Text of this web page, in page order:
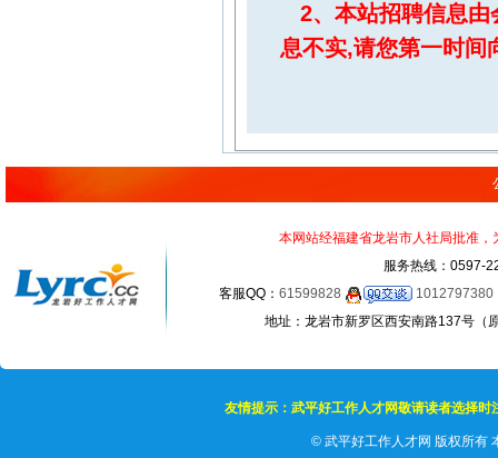
2、本站招聘信息由
息不实,请您第一时间
本网站经福建省龙岩市人社局批准
服务热线：0597-
客服QQ： 61599828
1012797380
地址：龙岩市新罗区西安南路137号（
友情提示：武平好工作人才网敬请读者选择
© 武平好工作人才网 版权所有